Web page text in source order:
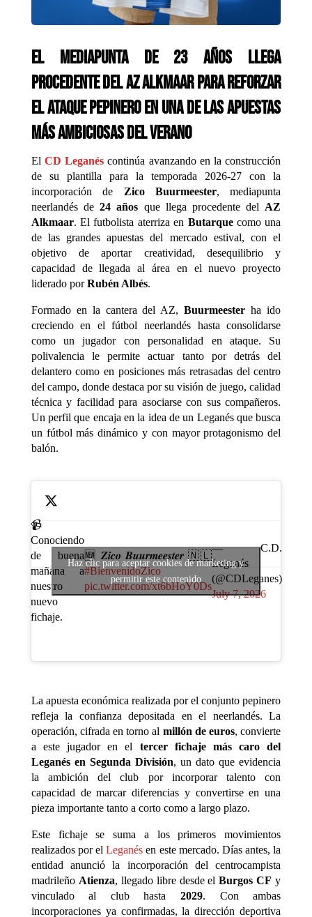
El mediapunta de 23 años llega
procedente del AZ Alkmaar para reforzar
el ataque pepinero en una de las apuestas
más ambiciosas del verano
El CD Leganés continúa avanzando en la construcción
de su plantilla para la temporada 2026-27 con la
incorporación de Zico Buurmeester, mediapunta
neerlandés de24 años que llega procedente delAZ
Alkmaar. El futbolista aterriza en Butarquecomo una
de las grandes apuestas del mercado estival, con el
objetivo de aportar creatividad, desequilibrio y
capacidad de llegada al área en el nuevo proyecto
liderado porRubén Albés.
Formado en la cantera del AZ,Buurmeester ha ido
creciendo en el fútbol neerlandés hasta consolidarse
como un jugador con personalidad en ataque. Su
polivalencia le permite actuar tanto por detrás del
delantero como en posiciones más retrasadas del centro
del campo, donde destaca por su visión de juego, calidad
técnica y facilidad para asociarse con sus compañeros.
Un perfil que encaja en la idea de un Leganés que busca
un fútbol más dinámico y con mayor protagonismo del
balón.
📹
Conociendo
de buena
mañana a
nuestro
nuevo
fichaje.
🆕 𝒁𝒊𝒄𝒐 𝑩𝒖𝒖𝒓𝒎𝒆𝒆𝒔𝒕𝒆𝒓 🇳🇱
#BienvenidoZico
pic.twitter.com/xt6bHoY0Ds
— C.D.
Leganés
(@CDLeganes)
July 7, 2026
Haz clic para aceptar cookies de marketing y
permitir este contenido
La apuesta económica realizada por el conjunto pepinero
refleja la confianza depositada en el neerlandés. La
operación, cifrada en torno al millón de euros, convierte
a este jugador en el tercer fichaje más caro del
Leganés en Segunda División, un dato que evidencia
la ambición del club por incorporar talento con
capacidad de marcar diferencias y convertirse en una
pieza importante tanto a corto como a largo plazo.
Este fichaje se suma a los primeros movimientos
realizados por elLeganés en este mercado. Días antes, la
entidad anunció la incorporación del centrocampista
madrileño Atienza, llegado libre desde elBurgos CF y
vinculado al club hasta2029. Con ambas
incorporaciones ya confirmadas, la dirección deportiva